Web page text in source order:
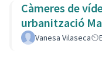
Càmeres de
urbanització
Vanesa Vilaseca